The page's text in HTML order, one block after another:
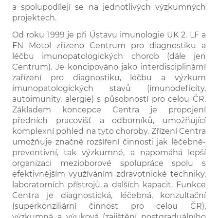
a spolupodílejí se na jednotlivých výzkumných
projektech.
Od roku 1999 je při Ústavu imunologie UK 2. LF a
FN Motol zřízeno Centrum pro diagnostiku a
léčbu imunopatologických chorob (dále jen
Centrum). Je koncipováno jako interdisciplinární
zařízení pro diagnostiku, léčbu a výzkum
imunopatologických stavů (imunodeficity,
autoimunity, alergie) s působností pro celou ČR.
Základem koncepce Centra je propojení
předních pracovišť a odborníků, umožňující
komplexní pohled na tyto choroby. Zřízení Centra
umožňuje značné rozšíření činnosti jak léčebně-
preventivní, tak výzkumné, a napomáhá lepší
organizaci mezioborové spolupráce spolu s
efektivnějším využíváním zdravotnické techniky,
laboratorních přístrojů a dalších kapacit. Funkce
Centra je diagnostická, léčebná, konzultační
(superkonziliární činnost pro celou ČR),